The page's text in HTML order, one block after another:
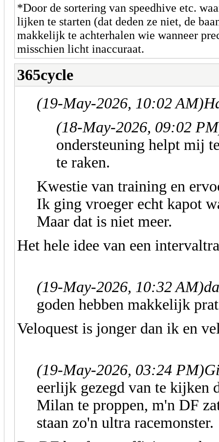
*Door de sortering van speedhive etc.
lijken te starten (dat deden ze niet, de
makkelijk te achterhalen wie wanneer
misschien licht inaccuraat.
365cycle
(19-May-2026, 10:02 AM)
(18-May-2026, 09:02
ondersteuning helpt mij
te raken.
Kwestie van training en
Ik ging vroeger echt kapot
Maar dat is niet meer.
Het hele idee van een
(19-May-2026, 10:32 AM)
goden hebben makkelijk
Veloquest is jonger dan ik en
(19-May-2026, 03:24 PM)
eerlijk gezegd van te kijken
Milan te proppen, m'n DF
staan zo'n ultra racemonster.